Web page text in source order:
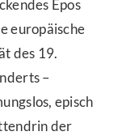
Epos
europäische
des 19.
–
episch
der